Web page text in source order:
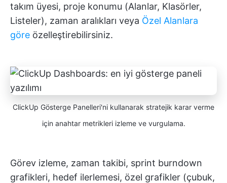
takım üyesi, proje konumu (Alanlar, Klasörler,
Listeler), zaman aralıkları veya Özel Alanlara
göre özelleştirebilirsiniz.
ClickUp Gösterge Panelleri'ni kullanarak stratejik karar verme
için anahtar metrikleri izleme ve vurgulama.
Görev izleme, zaman takibi, sprint burndown
grafikleri, hedef ilerlemesi, özel grafikler (çubuk,